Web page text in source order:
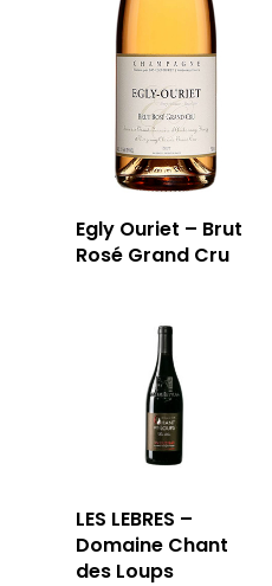
Egly Ouriet – Brut
Rosé Grand Cru
LES LEBRES –
Domaine Chant
des Loups